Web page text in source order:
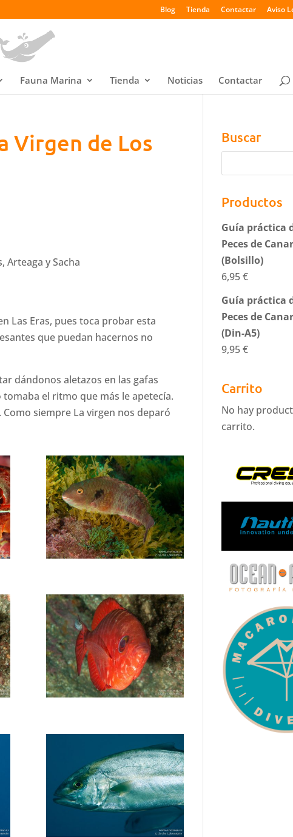
Blog Tienda Contactar Aviso
Fauna Marina Tienda Noticias Contactar
Virgen de Los
Arteaga y Sacha
Las Eras, pues toca probar esta
que puedan hacernos no
dándonos aletazos en las gafas
el ritmo que más le apetecía.
siempre La virgen nos deparó
Buscar
Productos
Guía práctica
Peces de
(Bolsillo)
6,95€
Guía práctica
Peces de
(Din-A5)
9,95€
Carrito
No hay
carrito.